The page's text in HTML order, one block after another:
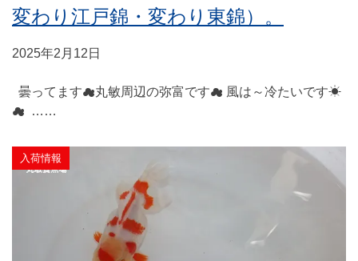
変わり江戸錦・変わり東錦）。
2025年2月12日
曇ってます☁丸敏周辺の弥富です☁ 風は～冷たいです☀
☁ ……
入荷情報